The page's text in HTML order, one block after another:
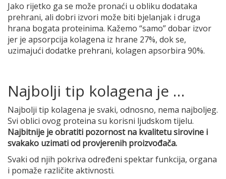
Jako rijetko ga se može pronaći u obliku dodataka
prehrani, ali dobri izvori može biti bjelanjak i druga
hrana bogata proteinima. Kažemo “samo” dobar izvor
jer je apsorpcija kolagena iz hrane 27%, dok se,
uzimajući dodatke prehrani, kolagen apsorbira 90%.
Najbolji tip kolagena je …
Najbolji tip kolagena je svaki, odnosno, nema najboljeg.
Svi oblici ovog proteina su korisni ljudskom tijelu.
Najbitnije je obratiti pozornost na kvalitetu sirovine i
svakako uzimati od provjerenih proizvođača.
Svaki od njih pokriva određeni spektar funkcija, organa
i pomaže različite aktivnosti.